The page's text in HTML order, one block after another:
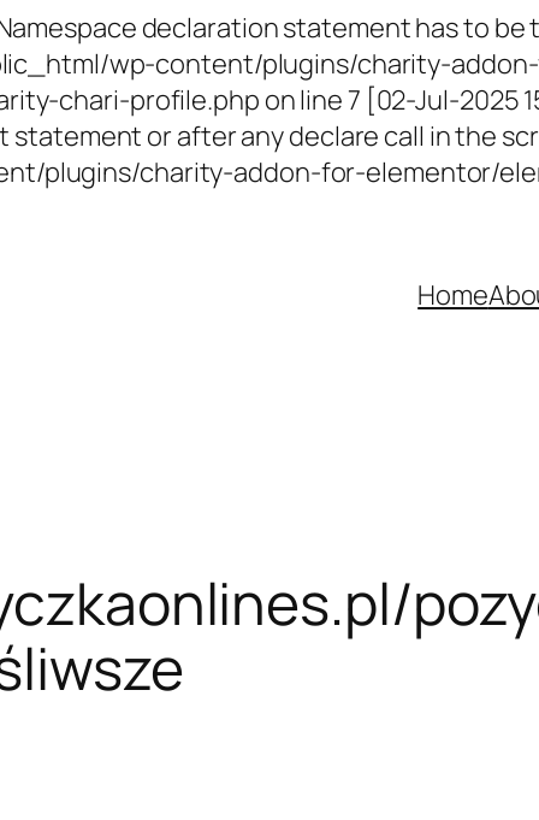
declaration statement has to
wp-content/plugins/charity-
chari-profile.php on line 7 [02-Jul-2025
or after any declare call in the
plugins/charity-addon-for-elementor/
Home